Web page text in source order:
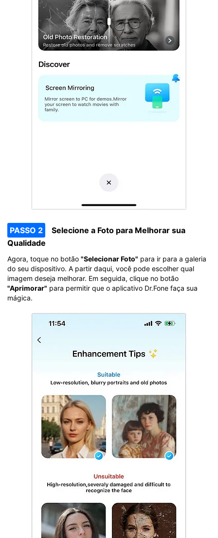
PASSO 2
Selecione a Foto para Melhorar sua
Qualidade
Agora, toque no botão "Selecionar Foto" para ir para a galeria
do seu dispositivo. A partir daqui, você pode escolher qual
imagem deseja melhorar. Em seguida, clique no botão
"Aprimorar" para permitir que o aplicativo Dr.Fone faça sua
mágica.